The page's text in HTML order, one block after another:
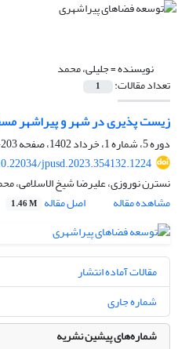
نویسنده =جلیلی، محمد
تعداد مقالات: 1
زیست پذیری در شهر و پیراشهر
دوره 5، شماره 1، خرداد 1402، صفحه
203-216
jpusd.2023.354132.1224
نسترن نوروزی، علیرضا شیخ الاسلامی،
مشاهده مقاله
اصل مقاله 1.46 M
مقالات آماده انتشار
شماره جاری
شماره‌های پیشین نشریه